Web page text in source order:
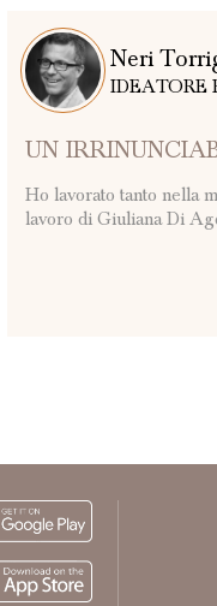
Neri
IDEATORE
UN
Ho lavorato tanto nella
lavoro di Giuliana Di